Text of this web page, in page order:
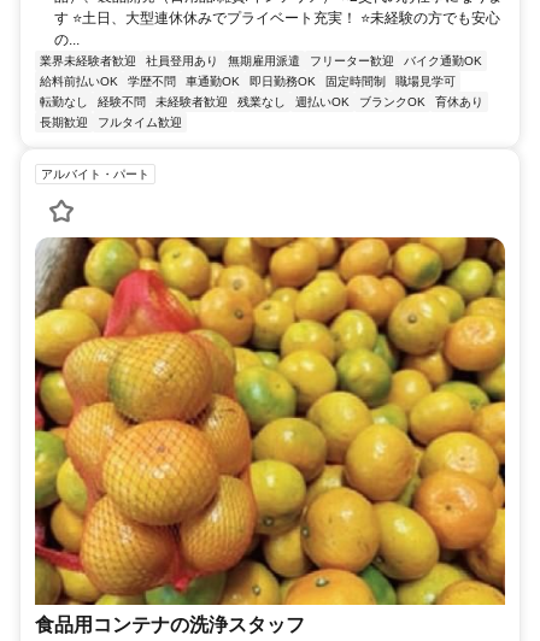
す ⭐土日、大型連休休みでプライベート充実！ ⭐未経験の方でも安心
の...
業界未経験者歓迎 社員登用あり 無期雇用派遣 フリーター歓迎
バイク通勤OK
給料前払いOK
学歴不問 車通勤OK 即日勤務OK 固定時間制
職場見学可
転勤なし
経験不問 未経験者歓迎 残業なし 週払いOK ブランクOK
育休あり
長期歓迎
フルタイム歓迎
アルバイト・パート
食品用コンテナの洗浄スタッフ